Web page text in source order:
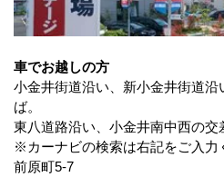
車でお越しの方
小金井街道沿い、新小金井街道
ば。
東八道路沿い、小金井南中西の交
※カーナビの検索は右記をご入力
前原町5-7